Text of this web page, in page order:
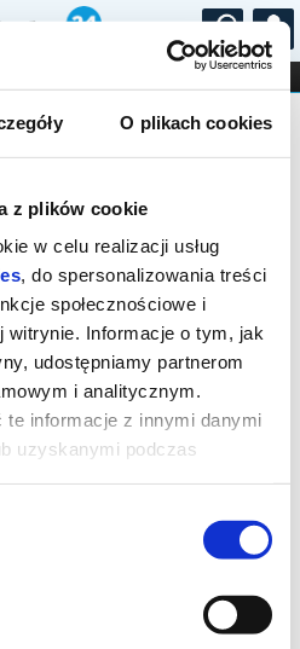
O plikach cookies
z plików cookie
w celu realizacji usług
, do spersonalizowania treści
społecznościowe i
witrynie. Informacje o tym, jak
udostępniamy partnerom
i analitycznym.
te informacje z innymi danymi
uzyskanymi podczas
...
BALET
STAND-UP
line na wydarzenie